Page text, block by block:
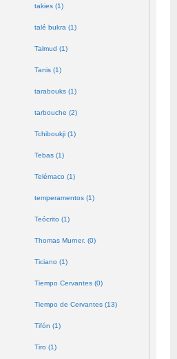
takies (1)
talé bukra (1)
Talmud (1)
Tanis (1)
tarabouks (1)
tarbouche (2)
Tchiboukji (1)
Tebas (1)
Telémaco (1)
temperamentos (1)
Teócrito (1)
Thomas Murner. (0)
Ticiano (1)
Tiempo Cervantes (0)
Tiempo de Cervantes (13)
Tifón (1)
Tiro (1)